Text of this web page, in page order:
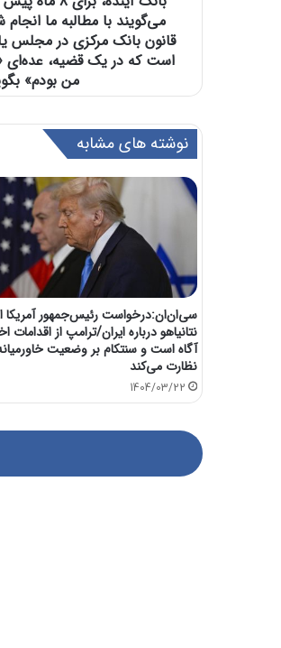
می‌گویند با مطالبه ما
قانون بانک مرکزی در مجلس
است که در یک قضیه، عده‌ای
من بودم»
نوشته های مشابه
سی‌ان‌ان:درخواست رئیس‌جمهور آمریکا
نتانیاهو درباره ایران/ترامپ از اقدامات
آگاه است و سنتکام بر وضعیت
نظارت می‌کند
1404/03/22